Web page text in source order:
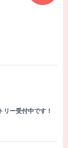
リー受付中です！